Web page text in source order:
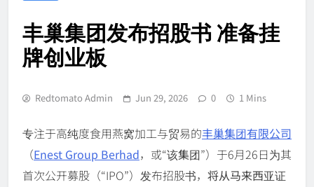
丰巢集团发布招股书 准备挂
牌创业板
Redtomato Admin Jun 29, 2026 0 1 Mins
专注于高纯度食用燕窝加工与贸易的丰巢集团有限公司
（Enest Group Berhad，或“该集团”）于6月26日为其
首次公开募股（“IPO”）发布招股书， 将从马来西亚证